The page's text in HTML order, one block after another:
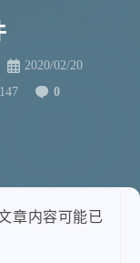
2020/02/20
147 0
章内容可能已